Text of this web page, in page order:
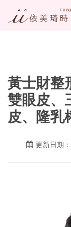
黃士財整
雙眼皮、
皮、隆乳
更新日期